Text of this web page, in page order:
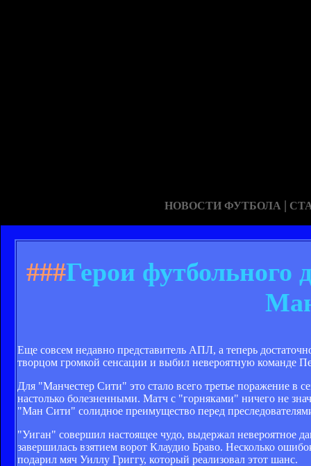
НОВОСТИ ФУТБОЛА |
###Герои футбольного
Еще совсем недавно представитель АПЛ, а теперь
творцом громкой сенсации и выбил невероятную команде
Для "Манчестер Сити" это стало всего третье поражение
настолько болезненными. Матч с "горняками" ничего не
"Ман Сити" солидное преимущество перед
"Уиган" совершил настоящее чудо, выдержал невероятное
завершилась взятием ворот Клаудио Браво. Несколько
подарил мяч Уиллу Григгу, который реализовал этот шанс.